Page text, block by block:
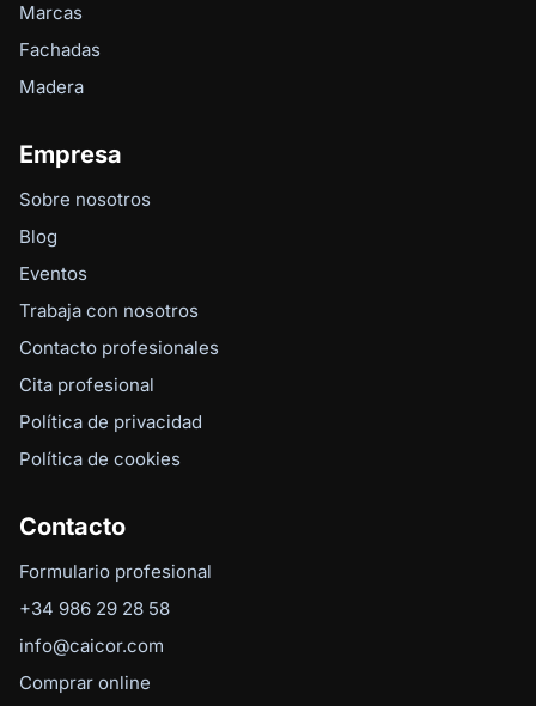
Marcas
Fachadas
Madera
Empresa
Sobre nosotros
Blog
Eventos
Trabaja con nosotros
Contacto profesionales
Cita profesional
Política de privacidad
Política de cookies
Contacto
Formulario profesional
+34 986 29 28 58
info@caicor.com
Comprar online